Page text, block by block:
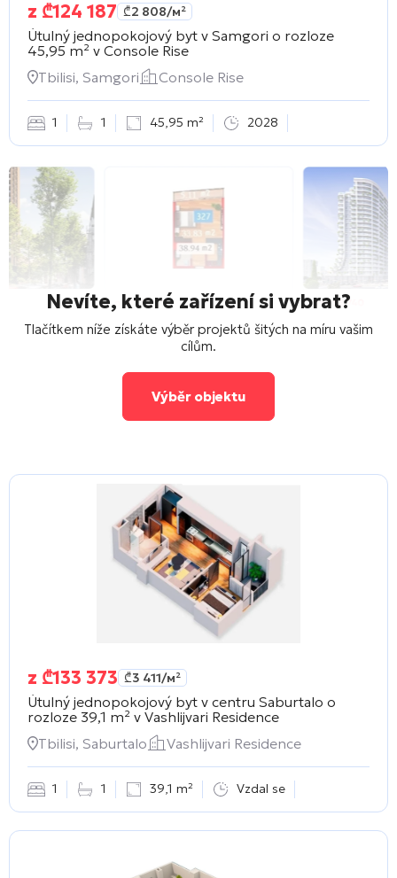
z ₾124 187 ₾2 808/м²
Útulný jednopokojový byt v Samgori o rozloze
45,95 m² v Console Rise
Tbilisi, Samgori
Console Rise
1 1 45,95 m² 2028
Nevíte, které zařízení si vybrat?
Tlačítkem níže získáte výběr projektů šitých na míru vašim
cílům.
Výběr objektu
z ₾133 373 ₾3 411/м²
Útulný jednopokojový byt v centru Saburtalo o
rozloze 39,1 m² v Vashlijvari Residence
Tbilisi, Saburtalo
Vashlijvari Residence
1 1 39,1 m² Vzdal se